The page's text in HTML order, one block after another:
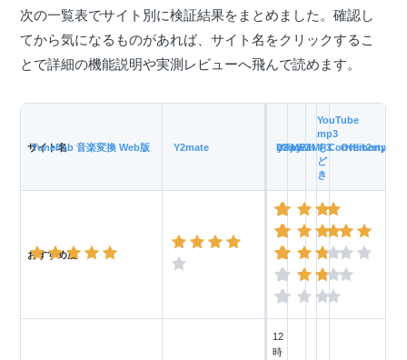
次の一覧表でサイト別に検証結果をまとめました。確認し
てから気になるものがあれば、サイト名をクリックするこ
とで詳細の機能説明や実測レビューへ飛んで読めます。
サイト名
TuneFab 音楽変換 Web版 Y2mate Dirpy
y2down
YTMP3EZMP3
YouTube
mp3
も
ど
き
Convert2mp3
Offliberty
おすすめ度
12
時